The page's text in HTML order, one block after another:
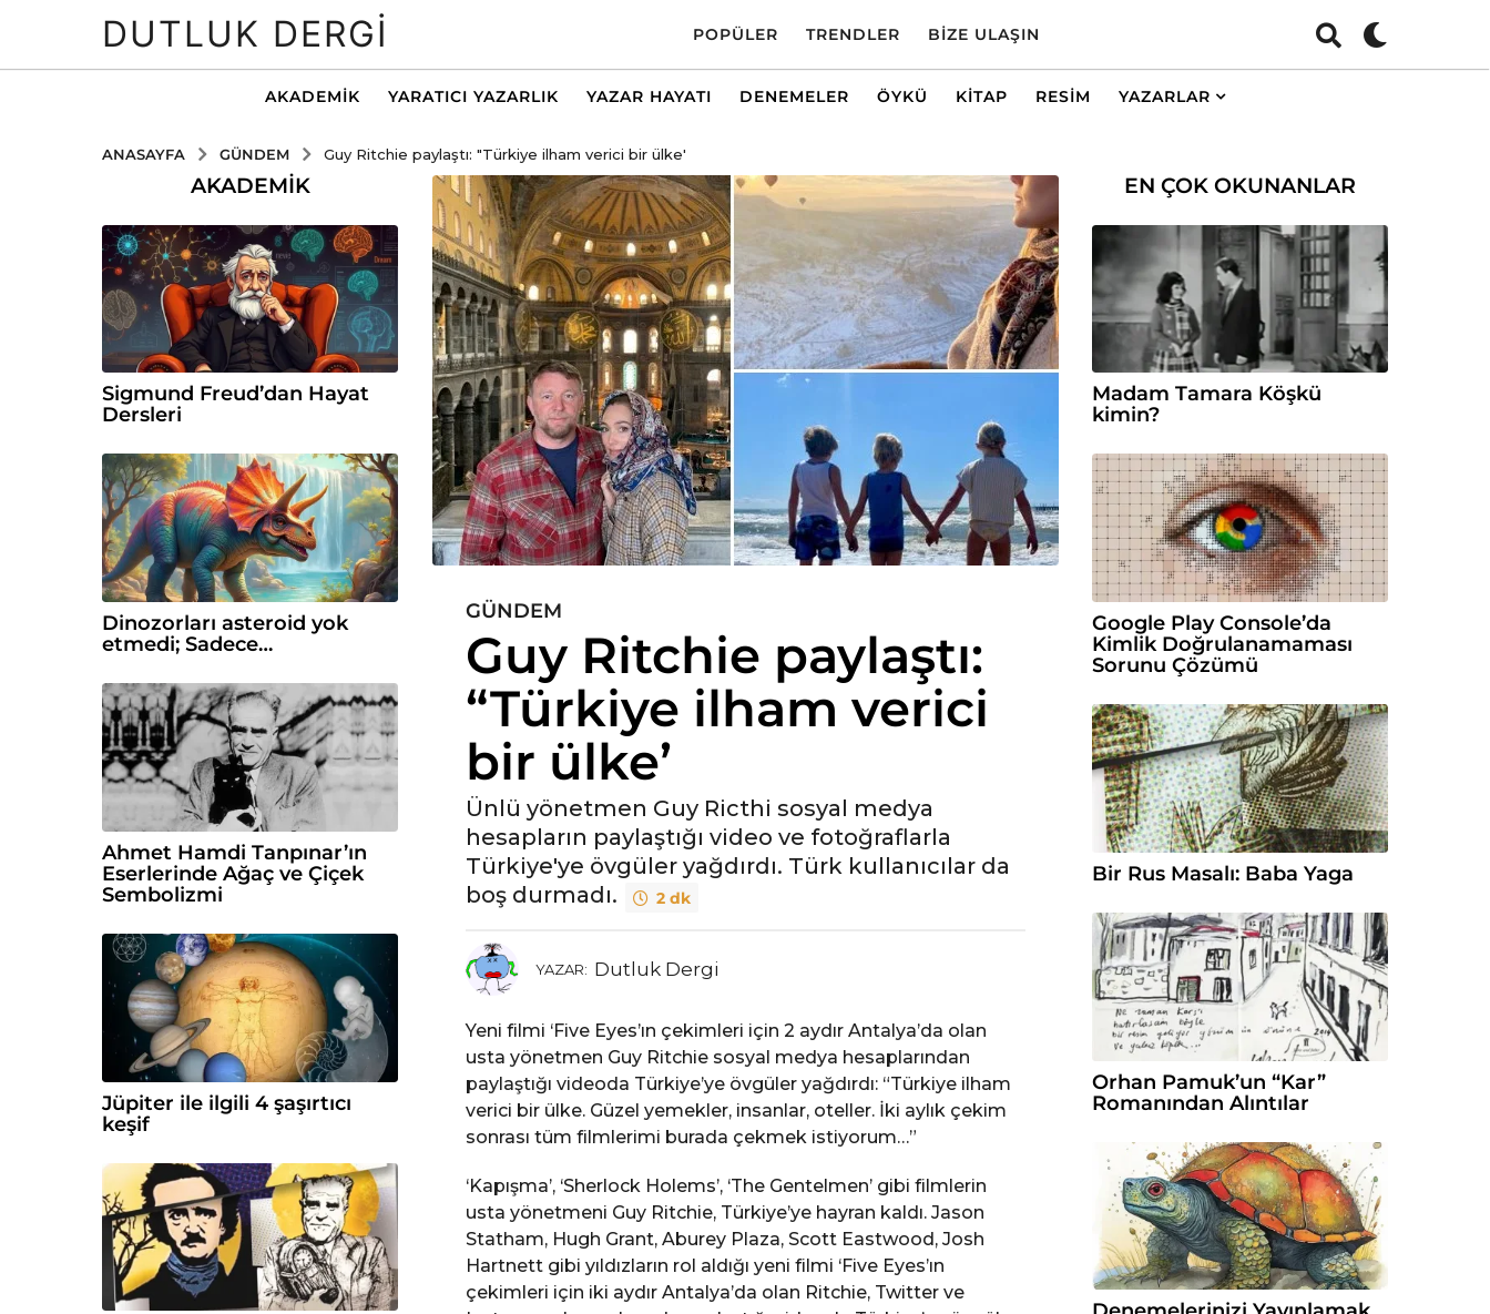
DUTLUK DERGI POPÜLER TRENDLER BIZE ULAŞIN
AKADEMIK YARATICI YAZARLIK YAZAR HAYATI DENEMELER ÖYKÜ KITAP RESIM YAZARLAR
ANASAYFA GÜNDEM Guy Ritchie paylaştı: "Türkiye ilham verici bir ülke'
5
y
ı
l
n
e
5
y
l
n
c
GÜNDEM
Guy Ritchie paylaştı:
“Türkiye ilham verici
bir ülke’
Ünlü yönetmen Guy Ricthi sosyal medya
hesapların paylaştığı video ve fotoğraflarla
Türkiye'ye övgüler yağdırdı. Türk kullanıcılar da
boş durmadı.
2 dk
YAZAR: Dutluk Dergi
Yeni filmi ‘Five Eyes’ın çekimleri için 2 aydır Antalya’da olan
usta yönetmen Guy Ritchie sosyal medya hesaplarından
paylaştığı videoda Türkiye’ye övgüler yağdırdı: “Türkiye ilham
verici bir ülke. Güzel yemekler, insanlar, oteller. İki aylık çekim
sonrası tüm filmlerimi burada çekmek istiyorum…”
‘Kapışma’, ‘Sherlock Holems’, ‘The Gentelmen’ gibi filmlerin
usta yönetmeni Guy Ritchie, Türkiye’ye hayran kaldı. Jason
Statham, Hugh Grant, Aburey Plaza, Scott Eastwood, Josh
Hartnett gibi yıldızların rol aldığı yeni filmi ‘Five Eyes’ın
çekimleri için iki aydır Antalya’da olan Ritchie, Twitter ve
AKADEMIK
Sigmund Freud’dan Hayat
Dersleri
Dinozorları asteroid yok
etmedi; Sadece…
Ahmet Hamdi Tanpınar’ın
Eserlerinde Ağaç ve Çiçek
Sembolizmi
Jüpiter ile ilgili 4 şaşırtıcı
keşif
EN ÇOK OKUNANLAR
Madam Tamara Köşkü
kimin?
Google Play Console’da
Kimlik Doğrulanamaması
Sorunu Çözümü
Bir Rus Masalı: Baba Yaga
Orhan Pamuk’un “Kar”
Romanından Alıntılar